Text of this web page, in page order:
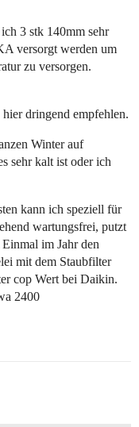
3 stk 140mm sehr
versorgt werden um
zu versorgen.
dringend empfehlen.
Winter auf
sehr kalt ist oder ich
kann ich speziell für
wartungsfrei, putzt
im Jahr den
mit dem Staubfilter
cop Wert bei Daikin.
2400